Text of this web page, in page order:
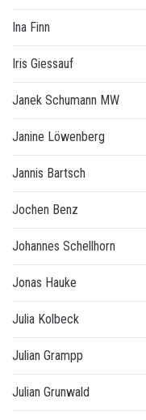
Ina Finn
Iris Giessauf
Janek Schumann MW
Janine Löwenberg
Jannis Bartsch
Jochen Benz
Johannes Schellhorn
Jonas Hauke
Julia Kolbeck
Julian Grampp
Julian Grunwald